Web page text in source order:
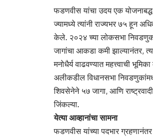
फडणवीस यांचा उदय एक योजनाबद्ध
ज्यामध्ये त्यांनी राज्यभर ७५ हून
केले. २०२४ च्या लोकसभा
जागांचा आकडा कमी झाल्यानंतर,
मनोधैर्य वाढवण्यात महत्त्वाची
अलीकडील विधानसभा
शिवसेनेने ५७ जागा, आणि
जिंकल्या.
येत्या आव्हानांचा सामना
फडणवीस यांच्या पदभार